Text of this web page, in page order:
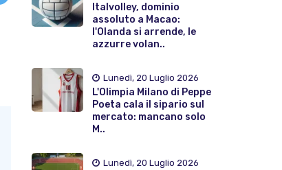
Italvolley, dominio
assoluto a Macao:
l'Olanda si arrende, le
azzurre volan..
Lunedì, 20 Luglio 2026
L'Olimpia Milano di Peppe
Poeta cala il sipario sul
mercato: mancano solo
M..
Lunedì, 20 Luglio 2026